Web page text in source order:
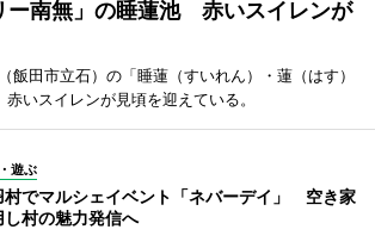
ー南無」の睡蓮池 赤いスイレンが
飯田市立石）の「睡蓮（すいれん）・蓮（はす）
いスイレンが見頃を迎えている。
遊ぶ
村でマルシェイベント「ネバーデイ」 空き家
し村の魅力発信へ